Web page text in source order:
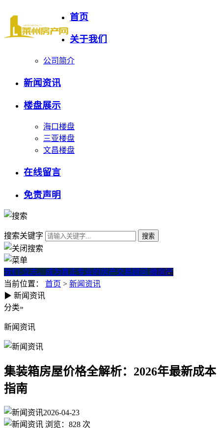
首页
关于我们
公司简介
新闻资讯
楼盘展示
海口楼盘
三亚楼盘
文昌楼盘
在线留言
免责声明
搜索关键字
我们·立志。成为真正专业的房产交易顾问 微房产
当前位置： 首页 > 新闻资讯
集装箱房屋价格全解析：2026
▶ 新闻资讯
分类»
新闻资讯
集装箱房屋价格全解析：2026年最新成本
指南
2026-04-23
浏览： 828 次